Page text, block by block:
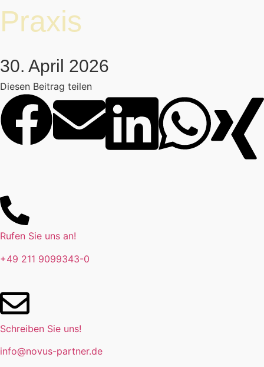
Praxis
30. April 2026
Diesen Beitrag teilen
Rufen Sie uns an!
+49 211 9099343-0
Schreiben Sie uns!
info@novus-partner.de